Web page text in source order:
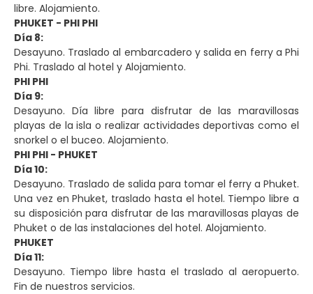
libre. Alojamiento.
PHUKET - PHI PHI
Día 8:
Desayuno. Traslado al embarcadero y salida en ferry a Phi
Phi. Traslado al hotel y Alojamiento.
PHI PHI
Día 9:
Desayuno. Día libre para disfrutar de las maravillosas
playas de la isla o realizar actividades deportivas como el
snorkel o el buceo. Alojamiento.
PHI PHI - PHUKET
Día 10:
Desayuno. Traslado de salida para tomar el ferry a Phuket.
Una vez en Phuket, traslado hasta el hotel. Tiempo libre a
su disposición para disfrutar de las maravillosas playas de
Phuket o de las instalaciones del hotel. Alojamiento.
PHUKET
Día 11:
Desayuno. Tiempo libre hasta el traslado al aeropuerto.
Fin de nuestros servicios.